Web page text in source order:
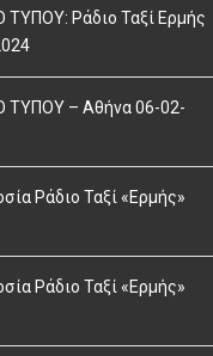
ΤΥΠΟΥ: Ράδιο Ταξί Ερμής
ΤΥΠΟΥ – Αθήνα 06-02-
Ράδιο Ταξί «Ερμής»
Ράδιο Ταξί «Ερμής»